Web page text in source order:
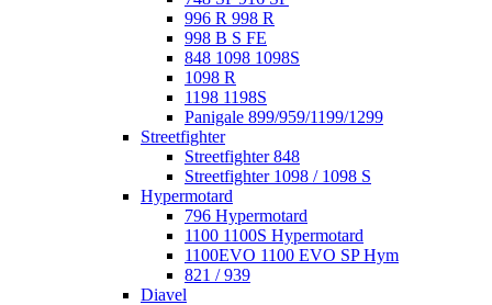
996 R 998 R
998 B S FE
848 1098 1098S
1098 R
1198 1198S
Panigale 899/959/1199/1299
Streetfighter
Streetfighter 848
Streetfighter 1098 / 1098 S
Hypermotard
796 Hypermotard
1100 1100S Hypermotard
1100EVO 1100 EVO SP Hym
821 / 939
Diavel